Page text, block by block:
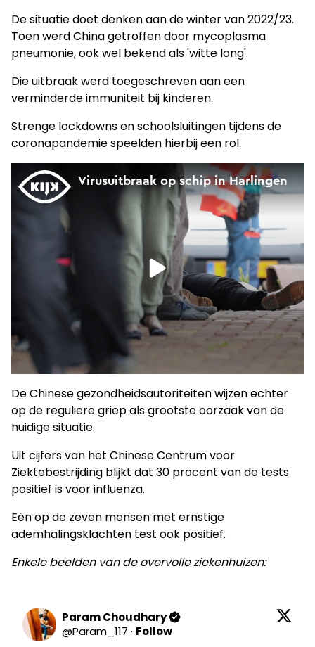
De situatie doet denken aan de winter van 2022/23.
Toen werd China getroffen door mycoplasma
pneumonie, ook wel bekend als 'witte long'.
Die uitbraak werd toegeschreven aan een
verminderde immuniteit bij kinderen.
Strenge lockdowns en schoolsluitingen tijdens de
coronapandemie speelden hierbij een rol.
De Chinese gezondheidsautoriteiten wijzen echter
op de reguliere griep als grootste oorzaak van de
huidige situatie.
Uit cijfers van het Chinese Centrum voor
Ziektebestrijding blijkt dat 30 procent van de tests
positief is voor influenza.
Eén op de zeven mensen met ernstige
ademhalingsklachten test ook positief.
Enkele beelden van de overvolle ziekenhuizen:
Param Choudhary
@Param_117 · Follow